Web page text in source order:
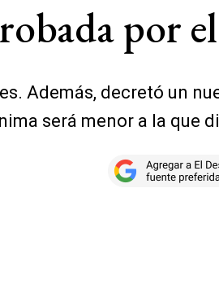
por
Además, decretó un
será menor a la que